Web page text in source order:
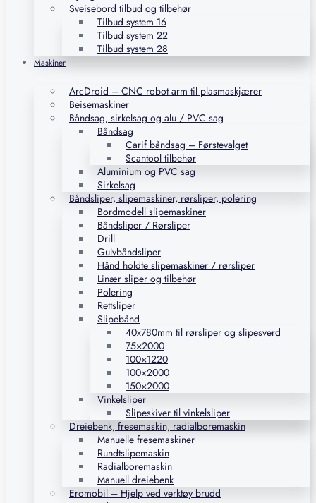
Sveisebord tilbud og tilbehør
Tilbud system 16
Tilbud system 22
Tilbud system 28
Maskiner
ArcDroid – CNC robot arm til plasmaskjærer
Beisemaskiner
Båndsag, sirkelsag og alu / PVC sag
Båndsag
Carif båndsag – Førstevalget
Scantool tilbehør
Aluminium og PVC sag
Sirkelsag
Båndsliper, slipemaskiner, rørsliper, polering
Bordmodell slipemaskiner
Båndsliper / Rørsliper
Drill
Gulvbåndsliper
Hånd holdte slipemaskiner / rørsliper
Linær sliper og tilbehør
Polering
Rettsliper
Slipebånd
40x780mm til rørsliper og slipesverd
75×2000
100×1220
100×2000
150×2000
Vinkelsliper
Slipeskiver til vinkelsliper
Dreiebenk, fresemaskin, radialboremaskin
Manuelle fresemaskiner
Rundtslipemaskin
Radialboremaskin
Manuell dreiebenk
Eromobil – Hjelp ved verktøy brudd